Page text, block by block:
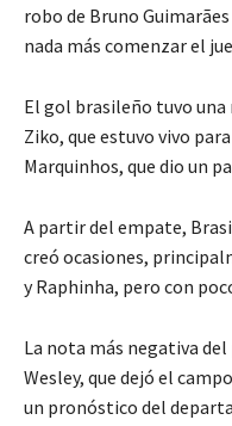
robo de Bruno
nada más comenzar el
El gol brasileño tuvo
Ziko, que estuvo vivo
Marquinhos, que dio un
A partir del empate,
creó ocasiones,
y Raphinha, pero con
La nota más negativa
Wesley, que dejó el
un pronóstico del